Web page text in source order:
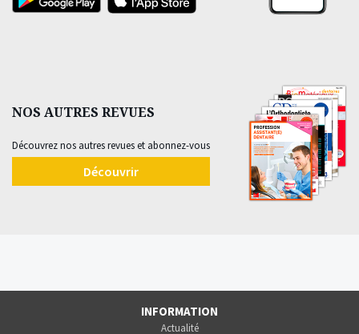
NOS AUTRES REVUES
Découvrez nos autres revues et abonnez-vous
Découvrir
INFORMATION
Actualité